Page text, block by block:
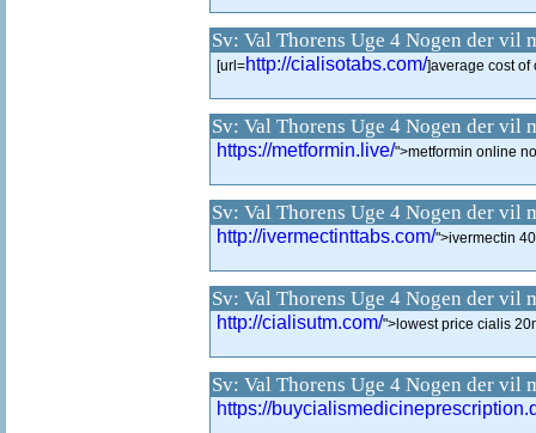
Sv: Val Thorens Uge 4 Nogen der vil
[url=http://cialisotabs.com/]average cost of
Sv: Val Thorens Uge 4 Nogen der vil
https://metformin.live/">metformin online
Sv: Val Thorens Uge 4 Nogen der vil
http://ivermectinttabs.com/">ivermectin
Sv: Val Thorens Uge 4 Nogen der vil
http://cialisutm.com/">lowest price cialis
Sv: Val Thorens Uge 4 Nogen der vil
https://